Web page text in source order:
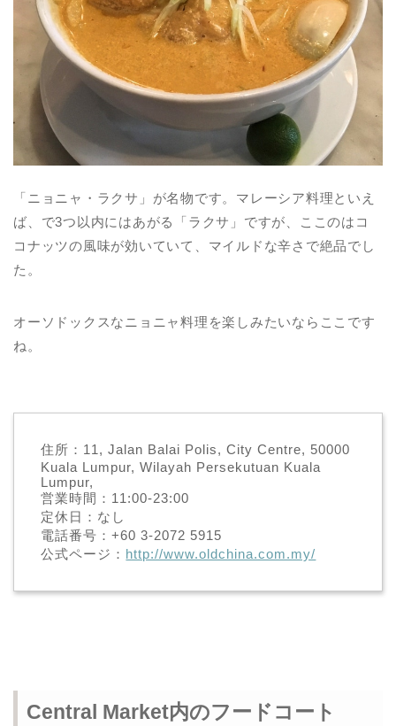
「ニョニャ・ラクサ」が名物です。マレーシア料理といえ
ば、で3つ以内にはあがる「ラクサ」ですが、ここのはコ
コナッツの風味が効いていて、マイルドな辛さで絶品でし
た。
オーソドックスなニョニャ料理を楽しみたいならここです
ね。
住所：11, Jalan Balai Polis, City Centre, 50000
Kuala Lumpur, Wilayah Persekutuan Kuala
Lumpur,
営業時間：11:00-23:00
定休日：なし
電話番号：+60 3-2072 5915
公式ページ： http://www.oldchina.com.my/
Central Market内のフードコート